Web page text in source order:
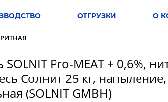
ОТГРУЗКИ О
Pro-MEAT + 0,6%,
Солнит 25 кг, напыление,
(SOLNIT GMBH)